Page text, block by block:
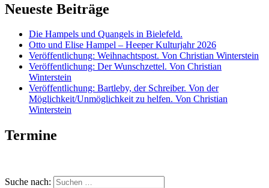
Neueste Beiträge
Die Hampels und Quangels in Bielefeld.
Otto und Elise Hampel – Heeper Kulturjahr 2026
Veröffentlichung: Weihnachtspost. Von Christian Winterstein
Veröffentlichung: Der Wunschzettel. Von Christian
Winterstein
Veröffentlichung: Bartleby, der Schreiber. Von der
Möglichkeit/Unmöglichkeit zu helfen. Von Christian
Winterstein
Termine
Suche nach: